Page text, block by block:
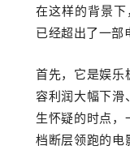
在这样的背景下
已经超出了一部
首先， 它是娱乐
容利润大幅下滑
生怀疑的时点，
档断层领跑的电